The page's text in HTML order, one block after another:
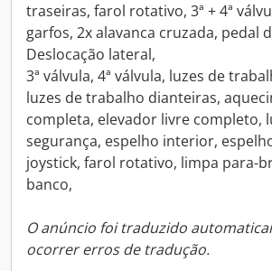
traseiras, farol rotativo, 3ª + 4ª
garfos, 2x alavanca cruzada, pedal
Deslocação lateral,
3ª válvula, 4ª válvula, luzes de
luzes de trabalho dianteiras,
completa, elevador livre completo,
segurança, espelho interior,
joystick, farol rotativo, limpa para-
banco,
O anúncio foi traduzido
ocorrer erros de tradução.